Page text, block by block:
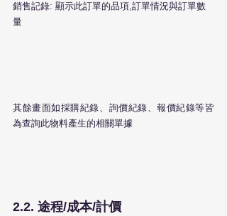
銷售記錄: 顯示此訂單的品項,訂單情況與訂單數
量
其餘畫面如採購紀錄、詢價紀錄、報價紀錄等皆
為查詢此物料產生的相關單據
2.2. 途程/成本/計價